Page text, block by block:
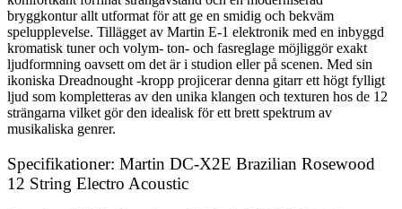
bryggkontur allt utformat för att ge en smidig och bekväm
spelupplevelse. Tillägget av Martin E-1 elektronik med en inbyggd
kromatisk tuner och volym- ton- och fasreglage möjliggör exakt
ljudformning oavsett om det är i studion eller på scenen. Med sin
ikoniska Dreadnought -kropp projicerar denna gitarr ett högt fylligt
ljud som kompletteras av den unika klangen och texturen hos de 12
strängarna vilket gör den idealisk för ett brett spektrum av
musikaliska genrer.
Specifikationer: Martin DC-X2E Brazilian Rosewood
12 String Electro Acoustic